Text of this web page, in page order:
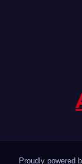
Proudly powered